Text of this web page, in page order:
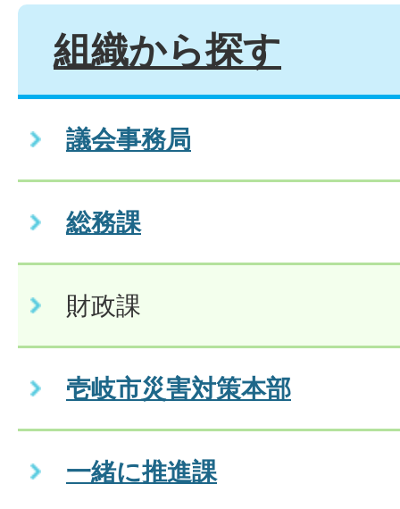
組織から探す
議会事務局
総務課
財政課
壱岐市災害対策本部
一緒に推進課